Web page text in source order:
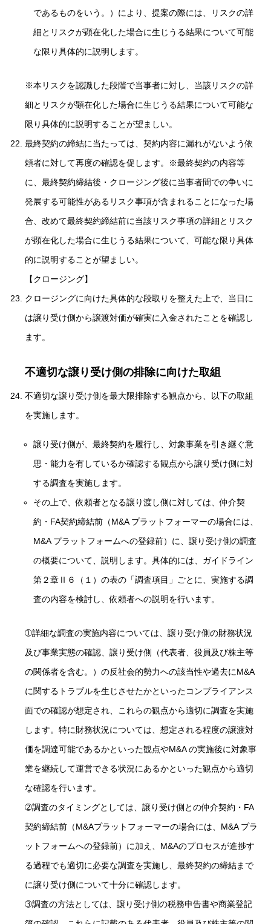
であるものをいう。）により、提案の際には、リスクの詳
細とリスクが顕在化した場合に生じうる結果について可能
な限り具体的に説明します。
※本リスクを認識した段階で当事者に対し、当該リスクの詳
細とリスクが顕在化した場合に生じうる結果について可能な
限り具体的に説明することが望ましい。
最終契約の締結に当たっては、契約内容に漏れがないよう依
頼者に対して再度の確認を促します。※最終契約の内容等
に、最終契約締結後・クロージング後に当事者間での争いに
発展する可能性があるリスク事項が含まれることになった場
合、改めて最終契約締結前に当該リスク事項の詳細とリスク
が顕在化した場合に生じうる結果について、可能な限り具体
的に説明することが望ましい。
【クロージング】
クロージングに向けた具体的な段取りを整えた上で、当日に
は譲り受け側から譲渡対価が確実に入金されたことを確認し
ます。
不適切な譲り受け側の排除に向けた取組
不適切な譲り受け側を最大限排除する観点から、以下の取組
を実施します。
譲り受け側が、最終契約を履行し、対象事業を引き継ぐ意
思・能力を有しているか確認する観点から譲り受け側に対
する調査を実施します。
その上で、依頼者となる譲り渡し側に対しては、仲介契
約・FA契約締結前（M&A プラットフォーマーの場合には、
M&A プラットフォームへの登録前）に、譲り受け側の調査
の概要について、説明します。具体的には、ガイドライン
第２章Ⅱ６（１）の表の「調査項目」ごとに、実施する調
査の内容を検討し、依頼者への説明を行います。
➀詳細な調査の実施内容については、譲り受け側の財務状況
及び事業実態の確認、譲り受け側（代表者、役員及び株主等
の関係者を含む。）の反社会的勢力への該当性や過去にM&A
に関するトラブルを生じさせたかといったコンプライアンス
面での確認が想定され、これらの観点から適切に調査を実施
します。特に財務状況については、想定される程度の譲渡対
価を調達可能であるかといった観点やM&A の実施後に対象事
業を継続して運営できる状況にあるかといった観点から適切
な確認を行います。
➁調査のタイミングとしては、譲り受け側との仲介契約・FA
契約締結前（M&Aプラットフォーマーの場合には、M&A プラ
ットフォームへの登録前）に加え、M&Aのプロセスが進捗す
る過程でも適切に必要な調査を実施し、最終契約の締結まで
に譲り受け側について十分に確認します。
➂調査の方法としては、譲り受け側の税務申告書や商業登記